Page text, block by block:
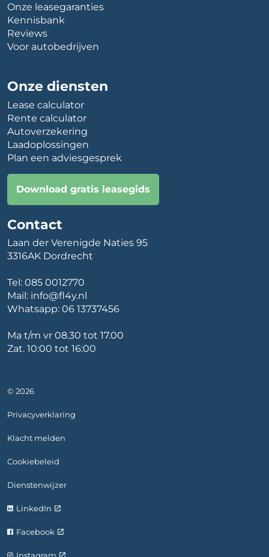
Onze leasegaranties
Kennisbank
Reviews
Voor autobedrijven
Onze diensten
Lease calculator
Rente calculator
Autoverzekering
Laadoplossingen
Plan een adviesgesprek
Download gratis leasegids
Contact
Laan der Verenigde Naties 95
3316AK Dordrecht
Tel: 085 0012770
Mail: info@fl4y.nl
Whatsapp: 06 13737456
Ma t/m vr 08.30 tot 17.00
Zat. 10:00 tot 16:00
© 2026
Privacyverklaring
Klacht melden
Cookiebeleid
Dienstenwijzer
LinkedIn
Facebook